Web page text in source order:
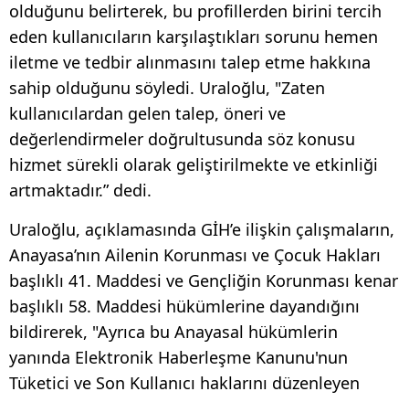
olduğunu belirterek, bu profillerden birini tercih
eden kullanıcıların karşılaştıkları sorunu hemen
iletme ve tedbir alınmasını talep etme hakkına
sahip olduğunu söyledi. Uraloğlu, "Zaten
kullanıcılardan gelen talep, öneri ve
değerlendirmeler doğrultusunda söz konusu
hizmet sürekli olarak geliştirilmekte ve etkinliği
artmaktadır.” dedi.
Uraloğlu, açıklamasında GİH’e ilişkin çalışmaların,
Anayasa’nın Ailenin Korunması ve Çocuk Hakları
başlıklı 41. Maddesi ve Gençliğin Korunması kenar
başlıklı 58. Maddesi hükümlerine dayandığını
bildirerek, "Ayrıca bu Anayasal hükümlerin
yanında Elektronik Haberleşme Kanunu'nun
Tüketici ve Son Kullanıcı haklarını düzenleyen